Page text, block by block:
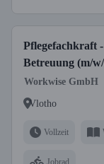
Pflegefachkraft
Betreuung (m/
Workwise GmbH
Vlotho
Vollzeit
Jobrad